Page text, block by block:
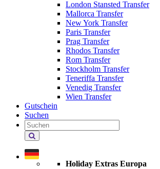
London Stansted Transfer
Mallorca Transfer
New York Transfer
Paris Transfer
Prag Transfer
Rhodos Transfer
Rom Transfer
Stockholm Transfer
Teneriffa Transfer
Venedig Transfer
Wien Transfer
Gutschein
Suchen
Holiday
Extras
durchsuchen
Holiday Extras Europa